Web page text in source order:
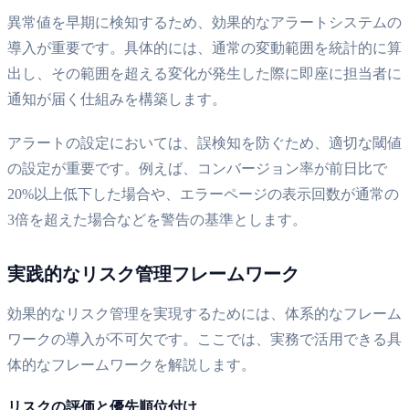
異常値を早期に検知するため、効果的なアラートシステムの
導入が重要です。具体的には、通常の変動範囲を統計的に算
出し、その範囲を超える変化が発生した際に即座に担当者に
通知が届く仕組みを構築します。
アラートの設定においては、誤検知を防ぐため、適切な閾値
の設定が重要です。例えば、コンバージョン率が前日比で
20%以上低下した場合や、エラーページの表示回数が通常の
3倍を超えた場合などを警告の基準とします。
実践的なリスク管理フレームワーク
効果的なリスク管理を実現するためには、体系的なフレーム
ワークの導入が不可欠です。ここでは、実務で活用できる具
体的なフレームワークを解説します。
リスクの評価と優先順位付け